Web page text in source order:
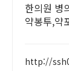
한의원 병
약봉투,약
http://